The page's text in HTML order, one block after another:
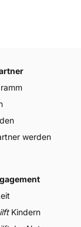
werden
Kindern